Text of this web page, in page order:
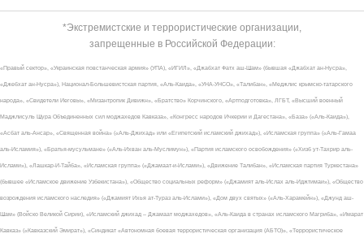
*Экстремистские и террористические организации,
запрещенные в Российской Федерации:
«Правый сектор», «Украинская повстанческая армия» (УПА), «ИГИЛ», «Джабхат Фатх аш-Шам» (бывшая «Джабхат ан-Нусра»,
«Джебхат ан-Нусра»), Национал-Большевистская партия, «Аль-Каида», «УНА-УНСО», «Талибан», «Меджлис крымско-татарского
народа», «Свидетели Иеговы», «Мизантропик Дивижн», «Братство» Корчинского, «Артподготовка», ЛГБТ, «Высший военный
Маджлисуль Шура Объединенных сил моджахедов Кавказа», «Конгресс народов Ичкерии и Дагестана», «База» («Аль-Каида»),
«Асбат аль-Ансар», «Священная война» («Аль-Джихад» или «Египетский исламский джихад»), «Исламская группа» («Аль-Гамаа
аль-Исламия»), «Братья-мусульмане» («Аль-Ихван аль-Муслимун»), «Партия исламского освобождения» («Хизб ут-Тахрир аль-
Ислами»), «Лашкар-И-Тайба», «Исламская группа» («Джамаат-и-Ислами»), «Движение Талибан», «Исламская партия Туркестана»
(бывшее «Исламское движение Узбекистана»), «Общество социальных реформ» («Джамият аль-Ислах аль-Иджтимаи»), «Общество
возрождения исламского наследия» («Джамият Ихья ат-Тураз аль-Ислами»), «Дом двух святых» («Аль-Харамейн»), «Джунд аш-
Шам» (Войско Великой Сирии), «Исламский джихад – Джамаат моджахедов», «Аль-Каида в странах исламского Магриба», «Имарат
Кавказ» («Кавказский Эмират»), «Синдикат «Автономная боевая террористическая организация (АБТО)», «Террористическое